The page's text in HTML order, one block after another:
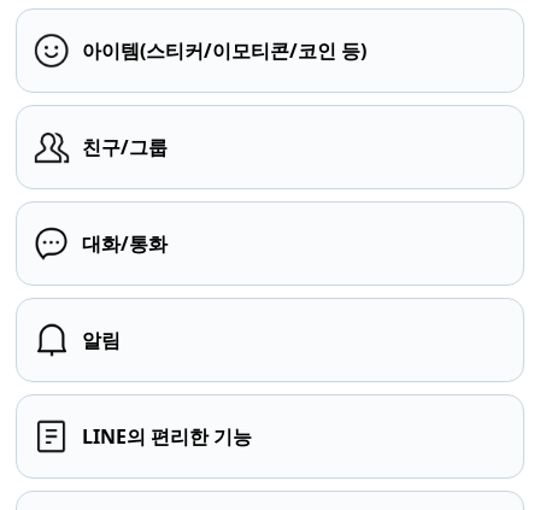
아이템(스티커/이모티콘/코인 등)
친구/그룹
대화/통화
알림
LINE의 편리한 기능